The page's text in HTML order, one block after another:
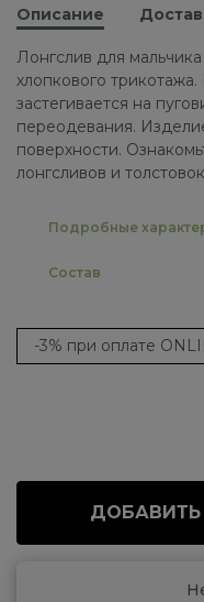
Описание
Лонгслив для
хлопкового
застегивается на
переодевания.
поверхности.
лонгсливов и
Подробные
Состав
-3% при оплате
ДОБАВИТЬ